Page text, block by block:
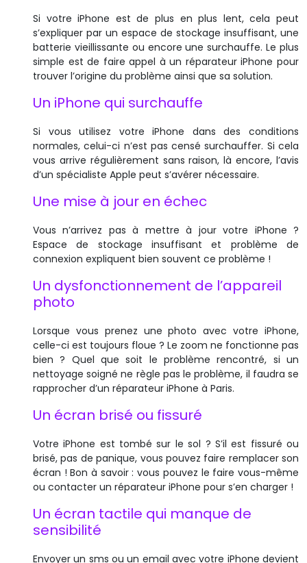
Si votre iPhone est de plus en plus lent, cela peut
s’expliquer par un espace de stockage insuffisant, une
batterie vieillissante ou encore une surchauffe. Le plus
simple est de faire appel à un réparateur iPhone pour
trouver l’origine du problème ainsi que sa solution.
Un iPhone qui surchauffe
Si vous utilisez votre iPhone dans des conditions
normales, celui-ci n’est pas censé surchauffer. Si cela
vous arrive régulièrement sans raison, là encore, l’avis
d’un spécialiste Apple peut s’avérer nécessaire.
Une mise à jour en échec
Vous n’arrivez pas à mettre à jour votre iPhone ?
Espace de stockage insuffisant et problème de
connexion expliquent bien souvent ce problème !
Un dysfonctionnement de l’appareil
photo
Lorsque vous prenez une photo avec votre iPhone,
celle-ci est toujours floue ? Le zoom ne fonctionne pas
bien ? Quel que soit le problème rencontré, si un
nettoyage soigné ne règle pas le problème, il faudra se
rapprocher d’un réparateur iPhone à Paris.
Un écran brisé ou fissuré
Votre iPhone est tombé sur le sol ? S’il est fissuré ou
brisé, pas de panique, vous pouvez faire remplacer son
écran ! Bon à savoir : vous pouvez le faire vous-même
ou contacter un réparateur iPhone pour s’en charger !
Un écran tactile qui manque de
sensibilité
Envoyer un sms ou un email avec votre iPhone devient